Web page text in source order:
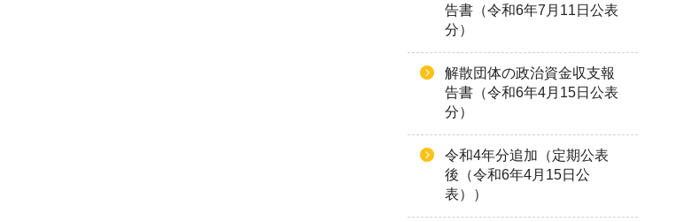
告書（令和6年7月11日公表
分）
解散団体の政治資金収支報
告書（令和6年4月15日公表
分）
令和4年分追加（定期公表
後（令和6年4月15日公
表））